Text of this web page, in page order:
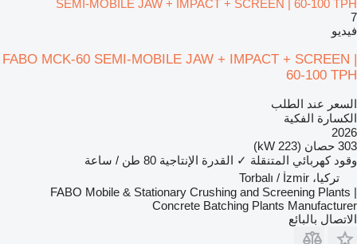
SEMI-MOBILE JAW + IMPACT + SCREEN | 60-100 TPH
7
فيديو
FABO MCK-60 SEMI-MOBILE JAW + IMPACT + SCREEN |
60-100 TPH
السعر عند الطلب
الكسارة الفكية
2026
303 حصان (223 kW)
وقود كهربائي المتنقلة ✓ القدرة الإنتاجية 80 طن / ساعة
تركيا، Torbalı / İzmir
FABO Mobile & Stationary Crushing and Screening Plants |
Concrete Batching Plants Manufacturer
الاتصال بالبائع